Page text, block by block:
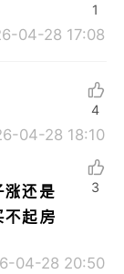
04-28 17:08
1
04-28 18:10
4
涨还是
不起房
04-28 20:50
3